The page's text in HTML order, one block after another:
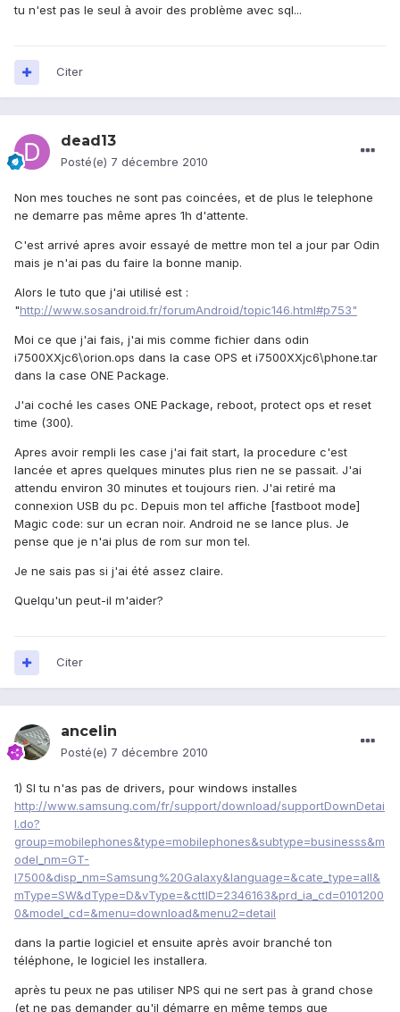
tu n'est pas le seul à avoir des problème avec sql...
Citer
dead13
Posté(e) 7 décembre 2010
Non mes touches ne sont pas coincées, et de plus le telephone
ne demarre pas même apres 1h d'attente.
C'est arrivé apres avoir essayé de mettre mon tel a jour par Odin
mais je n'ai pas du faire la bonne manip.
Alors le tuto que j'ai utilisé est :
"http://www.sosandroid.fr/forumAndroid/topic146.html#p753"
Moi ce que j'ai fais, j'ai mis comme fichier dans odin
i7500XXjc6\orion.ops dans la case OPS et i7500XXjc6\phone.tar
dans la case ONE Package.
J'ai coché les cases ONE Package, reboot, protect ops et reset
time (300).
Apres avoir rempli les case j'ai fait start, la procedure c'est
lancée et apres quelques minutes plus rien ne se passait. J'ai
attendu environ 30 minutes et toujours rien. J'ai retiré ma
connexion USB du pc. Depuis mon tel affiche [fastboot mode]
Magic code: sur un ecran noir. Android ne se lance plus. Je
pense que je n'ai plus de rom sur mon tel.
Je ne sais pas si j'ai été assez claire.
Quelqu'un peut-il m'aider?
Citer
ancelin
Posté(e) 7 décembre 2010
1) SI tu n'as pas de drivers, pour windows installes
http://www.samsung.com/fr/support/download/supportDownDetai
l.do?
group=mobilephones&type=mobilephones&subtype=businesss&m
odel_nm=GT-
I7500&disp_nm=Samsung%20Galaxy&language=&cate_type=all&
mType=SW&dType=D&vType=&cttID=2346163&prd_ia_cd=0101200
0&model_cd=&menu=download&menu2=detail
dans la partie logiciel et ensuite après avoir branché ton
téléphone, le logiciel les installera.
après tu peux ne pas utiliser NPS qui ne sert pas à grand chose
(et ne pas demander qu'il démarre en même temps que